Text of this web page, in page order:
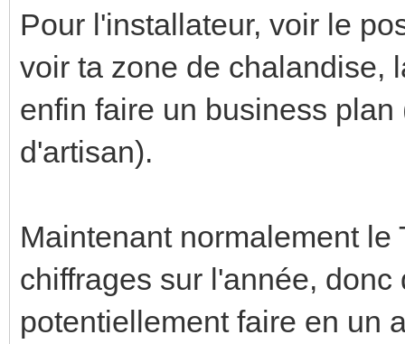
Pour l'installateur, voir le
voir ta zone de chalandise,
enfin faire un business
d'artisan).
Maintenant normalement
chiffrages sur l'année,
potentiellement faire en un